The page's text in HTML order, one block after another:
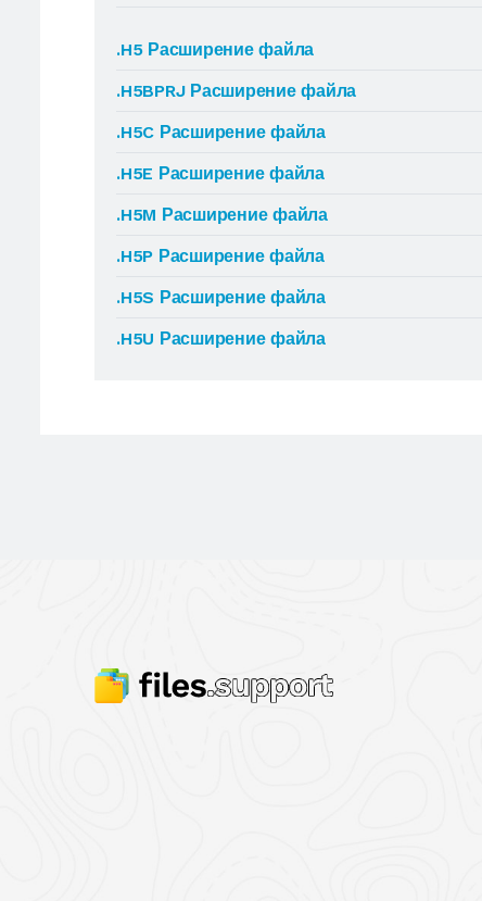
.H5 Расширение файла
.H5BPRJ Расширение файла
.H5C Расширение файла
.H5E Расширение файла
.H5M Расширение файла
.H5P Расширение файла
.H5S Расширение файла
.H5U Расширение файла